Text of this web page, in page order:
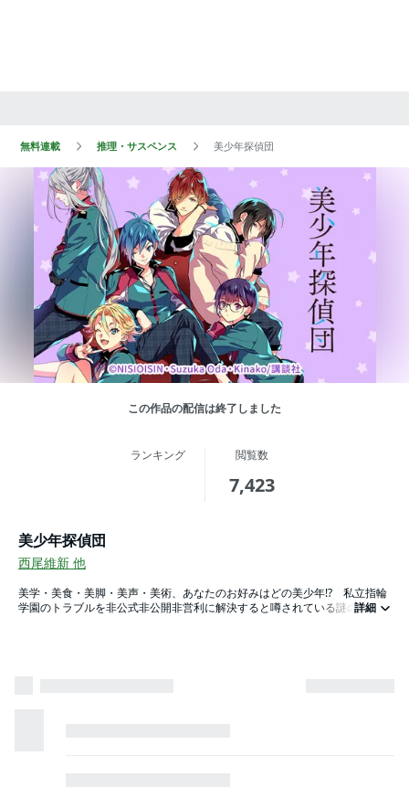
無料連載 推理・サスペンス 美少年探偵団
この作品の配信は終了しました
ランキング 閲覧数
7,423
美少年探偵団
西尾維新 他
美学・美食・美脚・美声・美術、あなたのお好みはどの美少年!? 私立指輪
学園のトラブルを非公式非公開非営利に解決すると噂されている謎の組織
詳細